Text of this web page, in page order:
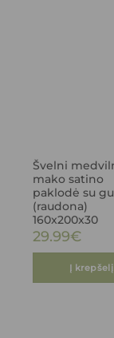
Švelni
mako satino
paklodė su
(raudona)
160x200x30
29.99€
Į krepšelį